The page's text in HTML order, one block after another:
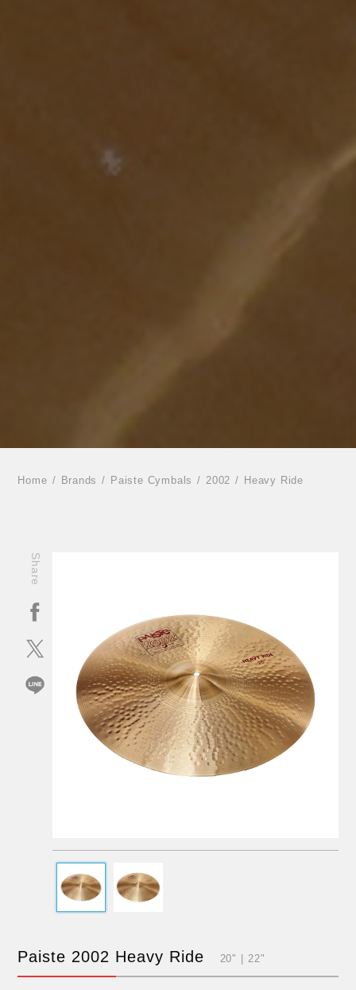
Home Brands Paiste Cymbals 2002 Heavy Ride
Share
Paiste 2002 Heavy Ride 20" | 22"